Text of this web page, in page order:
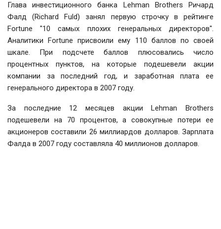
Глава инвестиционного банка Lehman Brothers Ричард
Фалд (Richard Fuld) занял первую строчку в рейтинге
Fortune "10 самых плохих генеральных директоров".
Аналитики Fortune присвоили ему 110 баллов по своей
шкале. При подсчете баллов плюсовались число
процентных пунктов, на которые подешевели акции
компании за последний год, и заработная плата ее
генерального директора в 2007 году.
За последние 12 месяцев акции Lehman Brothers
подешевели на 70 процентов, а совокупные потери ее
акционеров составили 26 миллиардов долларов. Зарплата
Фалда в 2007 году составляла 40 миллионов долларов.